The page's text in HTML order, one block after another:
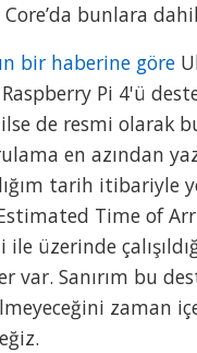
bunlara
bir haberine göre
Pi 4'ü
de resmi olarak
en azından
tarih itibariyle
Time of
ile üzerinde
var. Sanırım bu
zaman